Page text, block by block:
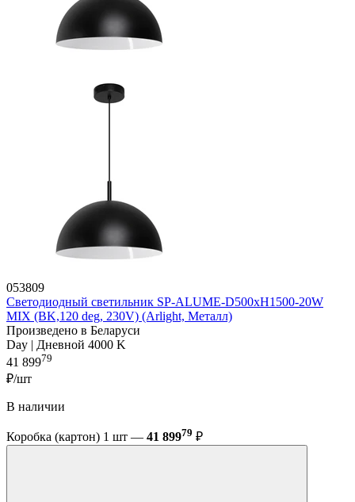
053809
Светодиодный светильник SP-ALUME-D500xH1500-20W
MIX (BK,120 deg, 230V) (Arlight, Металл)
Произведено в Беларуси
Day | Дневной 4000 K
41 89979
₽/шт
В наличии
Коробка (картон) 1 шт — 41 89979 ₽